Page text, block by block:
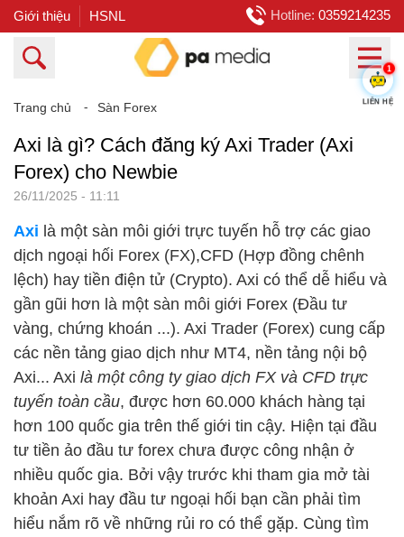
Giới thiệu HSNL Hotline: 0359214235
Trang chủ ⁃ Sàn Forex
Axi là gì? Cách đăng ký Axi Trader (Axi
Forex) cho Newbie
26/11/2025 - 11:11
Axi là một sàn môi giới trực tuyến hỗ trợ các giao
dịch ngoại hối Forex (FX),CFD (Hợp đồng chênh
lệch) hay tiền điện tử (Crypto). Axi có thể dễ hiểu và
gần gũi hơn là một sàn môi giới Forex (Đầu tư
vàng, chứng khoán ...). Axi Trader (Forex) cung cấp
các nền tảng giao dịch như MT4, nền tảng nội bộ
Axi... Axi là một công ty giao dịch FX và CFD trực
tuyến toàn cầu, được hơn 60.000 khách hàng tại
hơn 100 quốc gia trên thế giới tin cậy. Hiện tại đầu
tư tiền ảo đầu tư forex chưa được công nhận ở
nhiều quốc gia. Bởi vậy trước khi tham gia mở tài
khoản Axi hay đầu tư ngoại hối bạn cần phải tìm
hiểu nắm rõ về những rủi ro có thể gặp. Cùng tìm
1
LIÊN HỆ